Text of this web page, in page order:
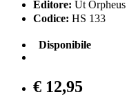
Editore: Ut Orpheus
Codice: HS 133
Disponibile
€ 12,95